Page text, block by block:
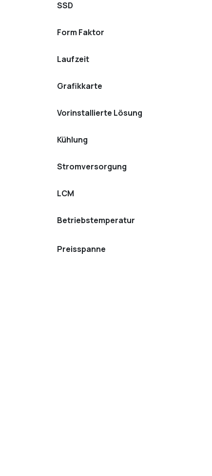
SSD
Form Faktor
Laufzeit
Grafikkarte
Vorinstallierte Lösung
Kühlung
Stromversorgung
LCM
Betriebstemperatur
Preisspanne